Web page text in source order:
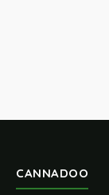
CANNADOO